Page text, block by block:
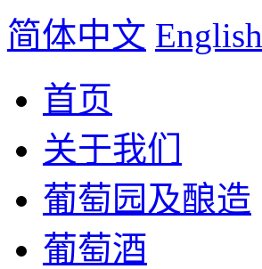
简体中文 English
首页
关于我们
葡萄园及酿造
葡萄酒